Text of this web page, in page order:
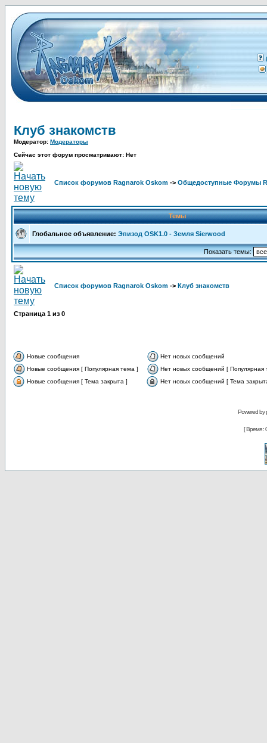
Клуб знакомств
Модератор: Модераторы
Сейчас этот форум просматривают: Нет
Список форумов Ragnarok Oskom -> Общедоступные Форумы
Темы
Глобальное объявление: Эпизод OSK1.0 - Земля Sierwood
Показать темы:
Список форумов Ragnarok Oskom -> Клуб знакомств
Страница 1 из 0
Новые сообщения
Нет новых сообщений
Новые сообщения [ Популярная тема ]
Нет новых сообщений [ Популярная
Новые сообщения [ Тема закрыта ]
Нет новых сообщений [ Тема
Powered by
[ Время :